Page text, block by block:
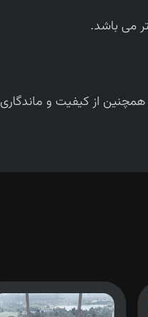
از کیفیت و ماندگاری